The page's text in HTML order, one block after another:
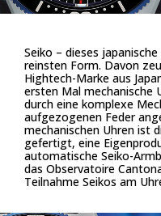
Seiko – dieses
reinsten Form. Davon
Hightech-Marke aus
ersten Mal mechanische
durch eine komplexe
aufgezogenen Feder
mechanischen Uhren ist
gefertigt, eine
automatische Seiko-
das Observatoire
Teilnahme Seikos am